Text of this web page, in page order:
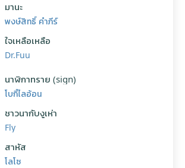
มานะ
พงษ์สิทธิ์ คำภีร์
ใจเหลือเหลือ
Dr.Fuu
นาฬิกาทราย (sign)
โบกี้ไลอ้อน
ชาวนากับงูเห่า
Fly
สาหัส
โลโซ